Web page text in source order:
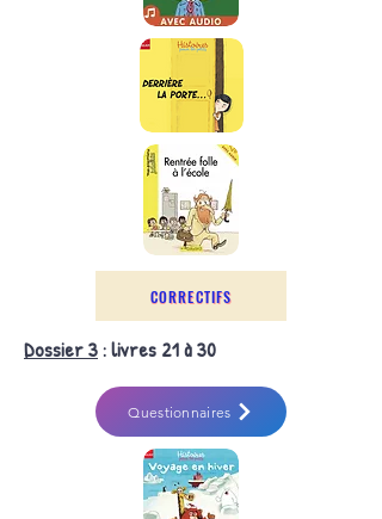
CORRECTIFS
Dossier 3: livres 21 à 30
Questionnaires